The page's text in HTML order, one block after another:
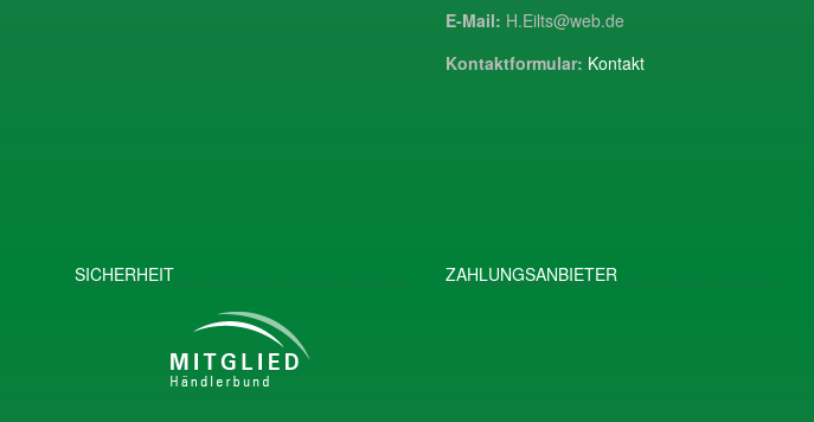
E-Mail: H.Eilts@web.de
Kontaktformular: Kontakt
SICHERHEIT ZAHLUNGSANBIETER